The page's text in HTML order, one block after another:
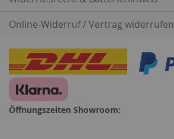
Online-Widerruf / Vertrag widerrufen
Öffnungszeiten Showroom: